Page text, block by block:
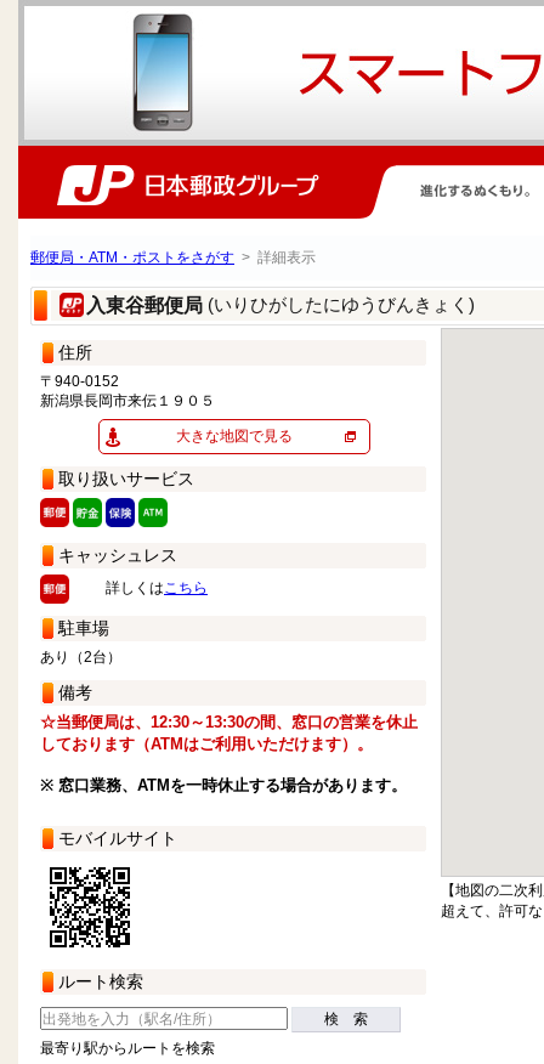
郵便局・ATM・ポストをさがす > 詳細表示
入東谷郵便局 (いりひがしたにゆうびんきょく)
住所
〒940-0152
新潟県長岡市来伝１９０５
大きな地図で見る
取り扱いサービス
キャッシュレス
詳しくはこちら
駐車場
あり（2台）
備考
☆当郵便局は、12:30～13:30の間、窓口の営業を休止
しております（ATMはご利用いただけます）。
※ 窓口業務、ATMを一時休止する場合があります。
モバイルサイト
ルート検索
検 索
最寄り駅からルートを検索
【地図の二次
超えて、許可